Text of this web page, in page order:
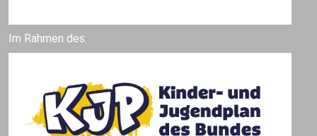
Im Rahmen des: